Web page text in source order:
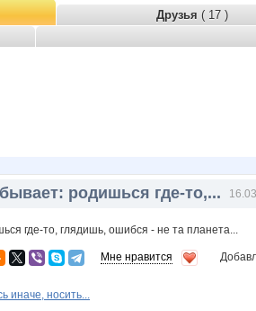
Друзья ( 17 )
родишься где-то,...
где-то, глядишь, ошибся - не та планета...
Мне нравится
иначе, носить...